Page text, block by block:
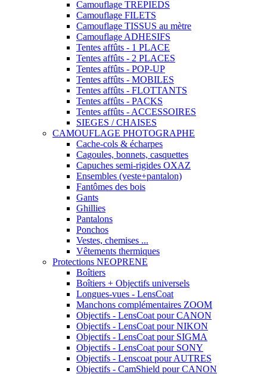
Camouflage TREPIEDS
Camouflage FILETS
Camouflage TISSUS au mètre
Camouflage ADHESIFS
Tentes affûts - 1 PLACE
Tentes affûts - 2 PLACES
Tentes affûts - POP-UP
Tentes affûts - MOBILES
Tentes affûts - FLOTTANTS
Tentes affûts - PACKS
Tentes affûts - ACCESSOIRES
SIEGES / CHAISES
CAMOUFLAGE PHOTOGRAPHE
Cache-cols & écharpes
Cagoules, bonnets, casquettes
Capuches semi-rigides OXAZ
Ensembles (veste+pantalon)
Fantômes des bois
Gants
Ghillies
Pantalons
Ponchos
Vestes, chemises ...
Vêtements thermiques
Protections NEOPRENE
Boîtiers
Boîtiers + Objectifs universels
Longues-vues - LensCoat
Manchons complémentaires ZOOM
Objectifs - LensCoat pour CANON
Objectifs - LensCoat pour NIKON
Objectifs - LensCoat pour SIGMA
Objectifs - LensCoat pour SONY
Objectifs - Lenscoat pour AUTRES
Objectifs - CamShield pour CANON